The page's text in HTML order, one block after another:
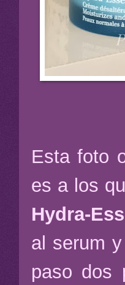
Esta foto
es a los
Hydra-
al serum
paso dos